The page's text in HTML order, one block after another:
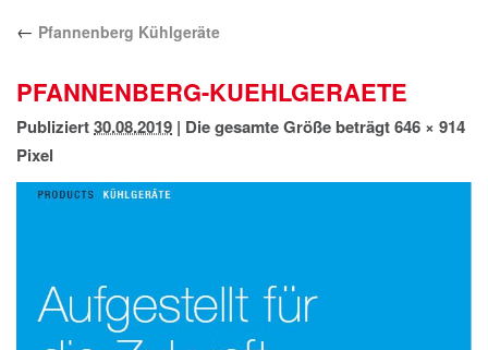
APPLIKATIONEN
KONTAKT
ANFAHRT
DATENSCHUTZ
← Pfannenberg Kühlgeräte
PFANNENBERG-KUEHLGERAETE
Publiziert30.08.2019 | Die gesamte Größe beträgt646 × 914
Pixel